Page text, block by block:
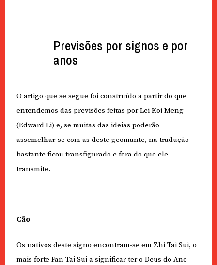
Previsões por signos e por
anos
O artigo que se segue foi construído a partir do que
entendemos das previsões feitas por Lei Koi Meng
(Edward Li) e, se muitas das ideias poderão
assemelhar-se com as deste geomante, na tradução
bastante ficou transfigurado e fora do que ele
transmite.
Cão
Os nativos deste signo encontram-se em Zhi Tai Sui, o
mais forte Fan Tai Sui a significar ter o Deus do Ano